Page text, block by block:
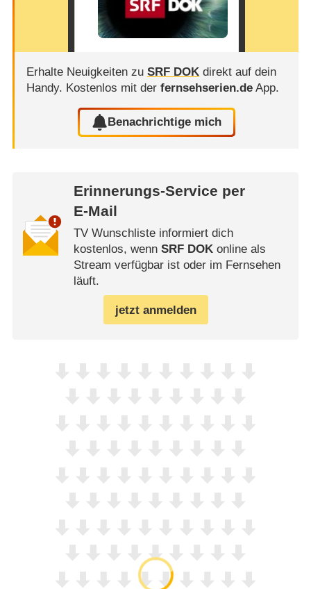
Erhalte Neuigkeiten zu SRF DOKdirekt auf dein
Handy. Kostenlos mit der fernsehserien.deApp.
Benachrichtige mich
Erinnerungs-Service per
E-Mail
TV Wunschliste informiert dich
kostenlos, wenn SRF DOKonline als
Stream verfügbar ist oder im Fernsehen
läuft.
jetzt anmelden